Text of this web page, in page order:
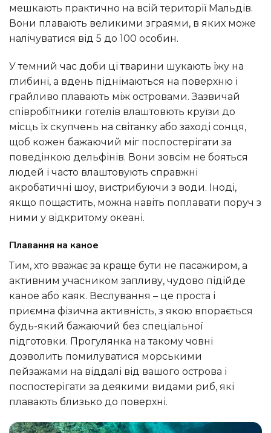
мешкають практично на всій території Мальдів.
Вони плавають великими зграями, в яких може
налічуватися від 5 до 100 особин.
У темний час доби ці тварини шукають їжу на
глибині, а вдень піднімаються на поверхню і
грайливо плавають між островами. Зазвичай
співробітники готелів влаштовють круїзи до
місць їх скупчень на світанку або заході сонця,
щоб кожен бажаючий міг поспостерігати за
поведінкою дельфінів. Вони зовсім не бояться
людей і часто влаштовують справжні
акробатичні шоу, вистрибуючи з води. Іноді,
якщо пощастить, можна навіть поплавати поруч з
ними у відкритому океані.
Плавання на каное
Тим, хто вважає за краще бути не пасажиром, а
активним учасником запливу, чудово підійде
каное або каяк. Веслування – це проста і
приємна фізична активність, з якою впорається
будь-який бажаючий без спеціальної
підготовки. Прогулянка на такому човні
дозволить помилуватися морськими
пейзажами на віддалі від вашого острова і
поспостерігати за деякими видами риб, які
плавають близько до поверхні.